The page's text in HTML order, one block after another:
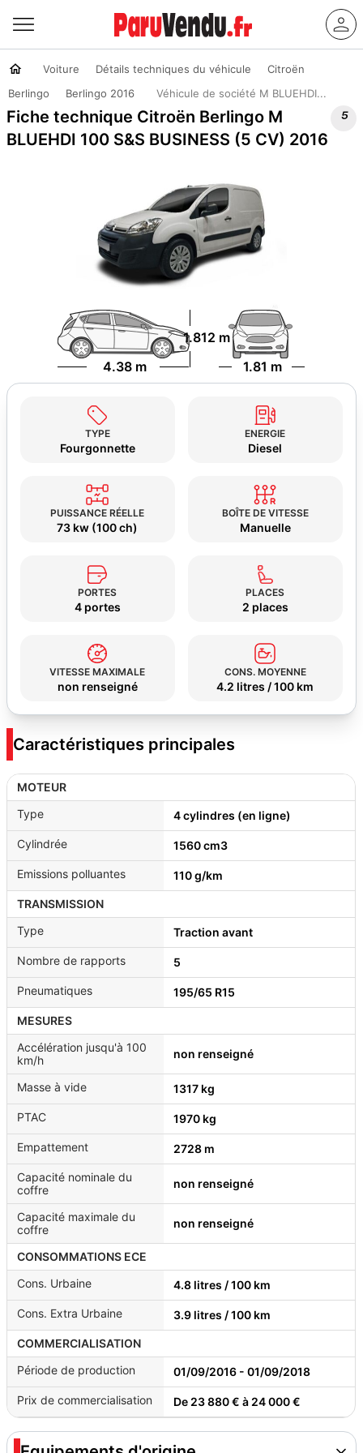
Voiture Détails techniques du véhicule
Citroën
Berlingo
Berlingo 2016 Véhicule de société M BLUEHDI...
Fiche technique Citroën Berlingo M
BLUEHDI 100 S&S BUSINESS (5 CV) 2016

4.38 m 1.81 m
1.812 m
TYPE
Fourgonnette
ENERGIE
Diesel
PUISSANCE RÉELLE
73 kw (100 ch)
BOÎTE DE VITESSE
Manuelle
PORTES
4 portes
PLACES
2 places
VITESSE MAXIMALE
non renseigné
CONS. MOYENNE
4.2 litres / 100 km
Caractéristiques principales
MOTEUR
Type
4 cylindres (en ligne)
Cylindrée 1560 cm3
Emissions polluantes 110 g/km
TRANSMISSION
Type
Traction avant
Nombre de rapports 5
Pneumatiques 195/65 R15
MESURES
Accélération jusqu'à 100
km/h
non renseigné
Masse à vide 1317 kg
PTAC 1970 kg
Empattement 2728 m
Capacité nominale du
coffre
non renseigné
Capacité maximale du
coffre
non renseigné
CONSOMMATIONS ECE
Cons. Urbaine
4.8 litres / 100 km
Cons. Extra Urbaine 3.9 litres / 100 km
COMMERCIALISATION
Période de production
01/09/2016 - 01/09/2018
Prix de commercialisation De 23 880 € à 24 000 €